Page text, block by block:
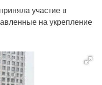
участие в
на укрепление